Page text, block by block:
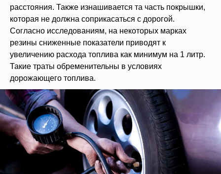
расстояния. Также изнашивается та часть покрышки,
которая не должна соприкасаться с дорогой.
Согласно исследованиям, на некоторых марках
резины сниженные показатели приводят к
увеличению расхода топлива как минимум на 1 литр.
Такие траты обременительны в условиях
дорожающего топлива.